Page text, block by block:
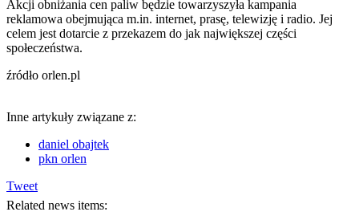
Akcji obniżania cen paliw będzie towarzyszyła kampania
reklamowa obejmująca m.in. internet, prasę, telewizję i radio. Jej
celem jest dotarcie z przekazem do jak największej części
społeczeństwa.
źródło orlen.pl
Inne artykuły związane z:
daniel obajtek
pkn orlen
Tweet
Related news items: